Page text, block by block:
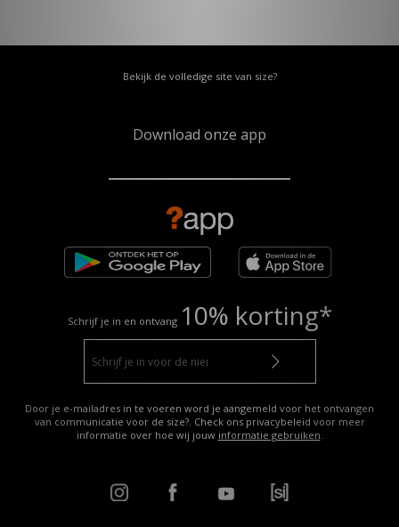
Bekijk de volledige site van size?
Download onze app
Schrijf je in en ontvang 10% korting*
Door je e-mailadres in te voeren word je aangemeld voor het ontvangen
van communicatie voor de size?. Check ons privacybeleid voor meer
informatie over hoe wij jouw informatie gebruiken.